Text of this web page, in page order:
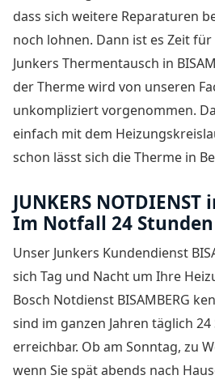
dass sich weitere Reparaturen
noch lohnen. Dann ist es Zeit
Junkers Thermentausch in
der Therme wird von unseren
unkompliziert vorgenommen.
einfach mit dem
schon lässt sich die Therme in
JUNKERS NOTDIENST
Im Notfall 24
Unser Junkers Kundendienst
sich Tag und Nacht um Ihre
Bosch Notdienst BISAMBERG
sind im ganzen Jahren täglich
erreichbar. Ob am Sonntag, zu
wenn Sie spät abends nach